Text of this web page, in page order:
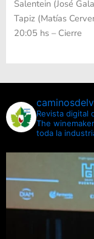
Salentein (José
Tapiz (Matías
20:05 hs – Cierre
Revista digital
The
toda la